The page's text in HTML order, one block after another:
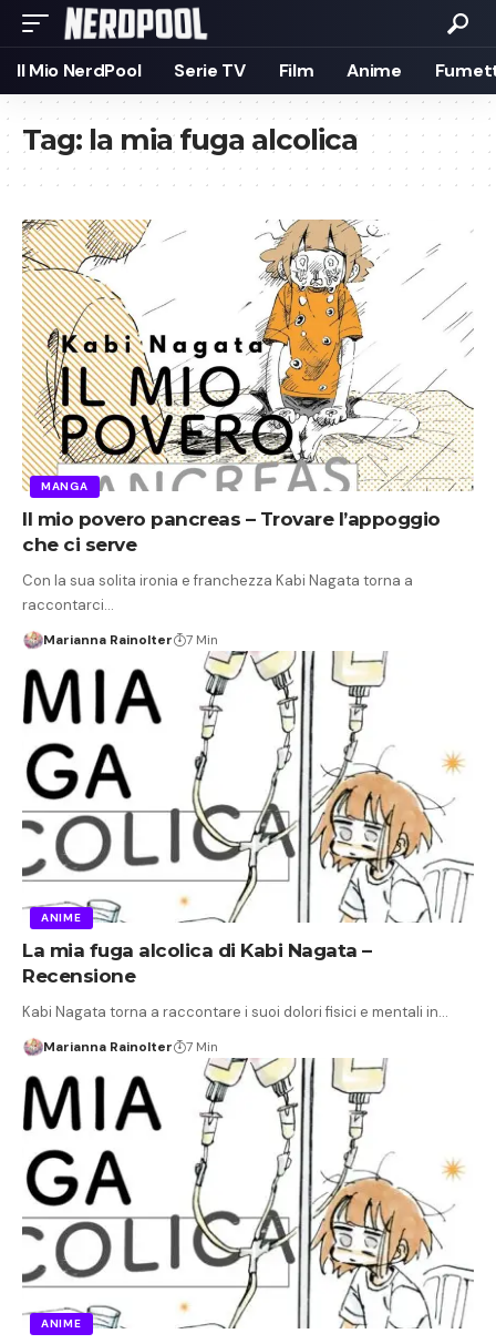
Il Mio NerdPool Serie TV Film Anime
Tag: la mia fuga alcolica
MANGA
Il mio povero pancreas – Trovare l’appoggio
che ci serve
Con la sua solita ironia e franchezza Kabi Nagata torna a
raccontarci…
Marianna Rainolter 7 Min
ANIME
La mia fuga alcolica di Kabi Nagata –
Recensione
Kabi Nagata torna a raccontare i suoi dolori fisici e mentali in…
Marianna Rainolter 7 Min
ANIME